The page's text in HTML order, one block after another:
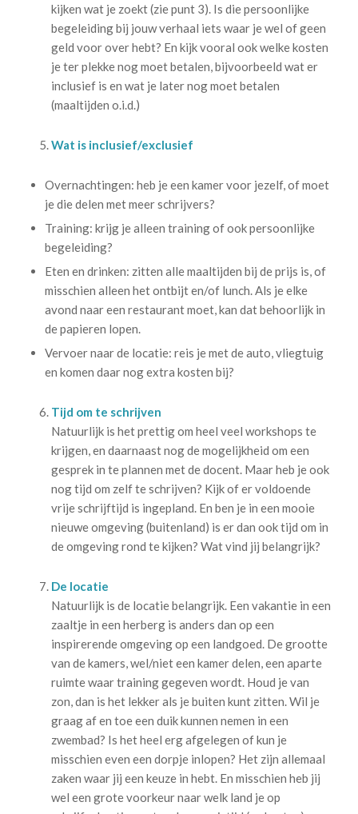
kijken wat je zoekt (zie punt 3). Is die persoonlijke
begeleiding bij jouw verhaal iets waar je wel of geen
geld voor over hebt? En kijk vooral ook welke kosten
je ter plekke nog moet betalen, bijvoorbeeld wat er
inclusief is en wat je later nog moet betalen
(maaltijden o.i.d.)
Wat is inclusief/exclusief
Overnachtingen: heb je een kamer voor jezelf, of moet
je die delen met meer schrijvers?
Training: krijg je alleen training of ook persoonlijke
begeleiding?
Eten en drinken: zitten alle maaltijden bij de prijs is, of
misschien alleen het ontbijt en/of lunch. Als je elke
avond naar een restaurant moet, kan dat behoorlijk in
de papieren lopen.
Vervoer naar de locatie: reis je met de auto, vliegtuig
en komen daar nog extra kosten bij?
Tijd om te schrijven
Natuurlijk is het prettig om heel veel workshops te
krijgen, en daarnaast nog de mogelijkheid om een
gesprek in te plannen met de docent. Maar heb je ook
nog tijd om zelf te schrijven? Kijk of er voldoende
vrije schrijftijd is ingepland. En ben je in een mooie
nieuwe omgeving (buitenland) is er dan ook tijd om in
de omgeving rond te kijken? Wat vind jij belangrijk?
De locatie
Natuurlijk is de locatie belangrijk. Een vakantie in een
zaaltje in een herberg is anders dan op een
inspirerende omgeving op een landgoed. De grootte
van de kamers, wel/niet een kamer delen, een aparte
ruimte waar training gegeven wordt. Houd je van
zon, dan is het lekker als je buiten kunt zitten. Wil je
graag af en toe een duik kunnen nemen in een
zwembad? Is het heel erg afgelegen of kun je
misschien even een dorpje inlopen? Het zijn allemaal
zaken waar jij een keuze in hebt. En misschien heb jij
wel een grote voorkeur naar welk land je op